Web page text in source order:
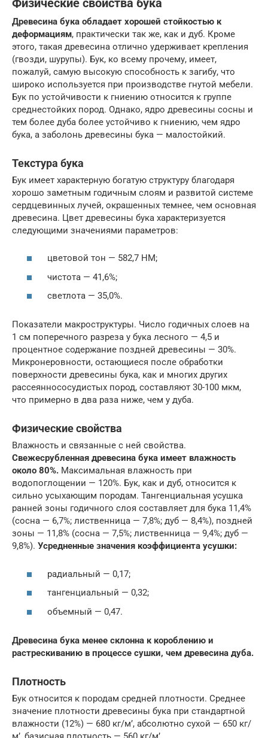
Физические свойства бука
Древесина бука обладает хорошей стойкостью к
деформациям, практически так же, как и дуб. Кроме
этого, такая древесина отлично удерживает крепления
(гвозди, шурупы). Бук, ко всему прочему, имеет,
пожалуй, самую высокую способность к загибу, что
широко используется при производстве гнутой мебели.
Бук по устойчивости к гниению относится к группе
среднестойких пород. Однако, ядро древесины сосны и
тем более дуба более устойчиво к гниению, чем ядро
бука, а заболонь древесины бука — малостойкий.
Текстура бука
Бук имеет характерную богатую структуру благодаря
хорошо заметным годичным слоям и развитой системе
сердцевинных лучей, окрашенных темнее, чем основная
древесина. Цвет древесины бука характеризуется
следующими значениями параметров:
цветовой тон — 582,7 НМ;
чистота — 41,6%;
светлота — 35,0%.
Показатели макроструктуры. Число годичных слоев на
1 см поперечного разреза у бука лесного — 4,5 и
процентное содержание поздней древесины — 30%.
Микронеровности, остающиеся после обработки
поверхности древесины бука, как и многих других
рассеяннососудистых пород, составляют 30-100 мкм,
что при­мерно в два раза ниже, чем у дуба.
Физические свойства
Влажность и связанные с ней свойства.
Свежесрубленная древесина бука имеет влажность
около 80%. Максимальная влажность при
водопоглощении — 120%. Бук, как и дуб, относится к
сильно усыхающим породам. Тангенциальная усушка
ранней зоны годичного слоя составляет для бука 11,4%
(сосна — 6,7%; лиственница — 7,8%; дуб — 8,4%), позд­ней
зоны — 11,8% (сосна — 7,5%; лист­венница — 9,4%; дуб —
9,8%). Усредненные значения коэффициента усушки:
радиальный — 0,17;
тангенциальный — 0,32;
объемный — 0,47.
Древесина бука менее склонна к короблению и
растрескиванию в процессе сушки, чем древесина дуба.
Плотность
Бук относится к породам средней плотности. Среднее
значение плотности древесины бука при стандартной
влажности (12%) — 680 кг/м’, абсолютно сухой — 650 кг/